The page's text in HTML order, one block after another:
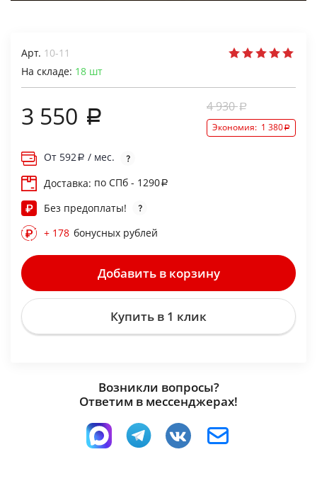
Арт. 10-11
На складе: 18 шт
3 550 4 930
Экономия: 1 380
От 592
/ мес.
Доставка: по СПб - 1290
Без предоплаты!
+ 178 бонусных рублей
Добавить в корзину
Купить в 1 клик
Возникли вопросы?
Ответим в мессенджерах!